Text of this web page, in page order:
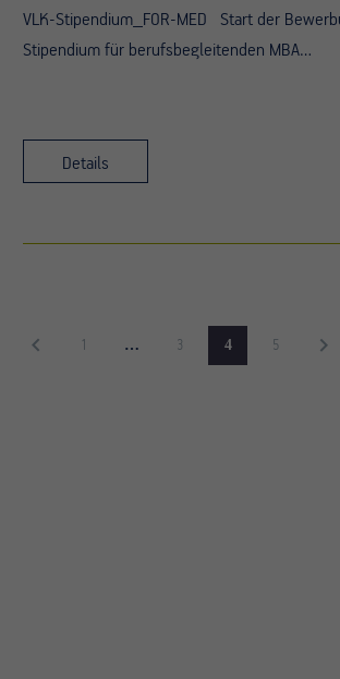
VLK-Stipendium_FOR-MED Start der
Stipendium für berufsbegleitenden MBA…
Details
1 … 3 4 5